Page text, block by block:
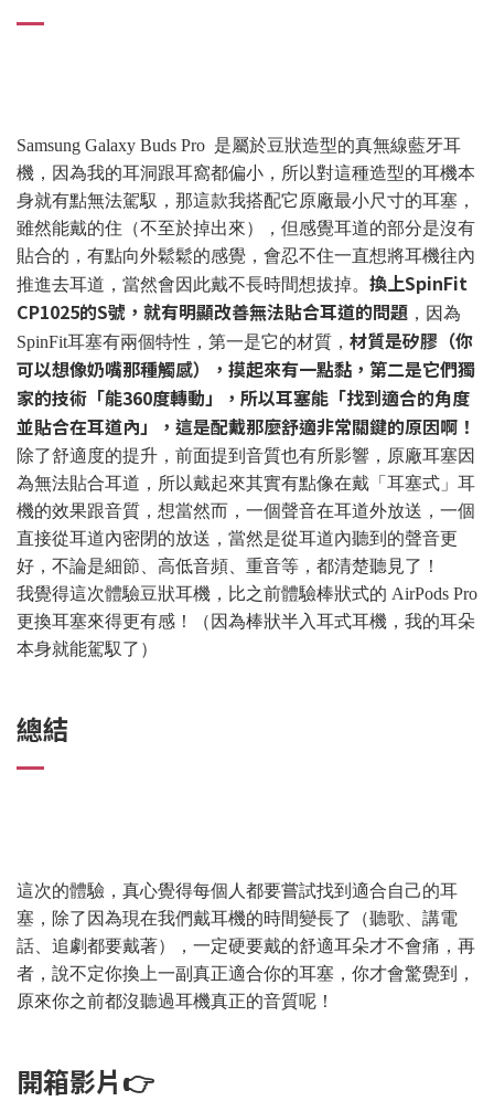
Samsung Galaxy Buds Pro 是屬於豆狀造型的真無線藍牙耳
機，因為我的耳洞跟耳窩都偏小，所以對這種造型的耳機本
身就有點無法駕馭，那這款我搭配它原廠最小尺寸的耳塞，
雖然能戴的住（不至於掉出來），但感覺耳道的部分是沒有
貼合的，有點向外鬆鬆的感覺，會忍不住一直想將耳機往內
推進去耳道，當然會因此戴不長時間想拔掉。 換上SpinFit
CP1025的S號，就有明顯改善無法貼合耳道的問題 ，因為
SpinFit耳塞有兩個特性，第一是它的材質， 材質是矽膠（你
可以想像奶嘴那種觸感），摸起來有一點黏，第二是它們獨
家的技術「能360度轉動」，所以耳塞能「找到適合的角度
並貼合在耳道內」，這是配戴那麼舒適非常關鍵的原因啊！
除了舒適度的提升，前面提到音質也有所影響，原廠耳塞因
為無法貼合耳道，所以戴起來其實有點像在戴「耳塞式」耳
機的效果跟音質，想當然而，一個聲音在耳道外放送，一個
直接從耳道內密閉的放送，當然是從耳道內聽到的聲音更
好，不論是細節、高低音頻、重音等，都清楚聽見了！
我覺得這次體驗豆狀耳機，比之前體驗棒狀式的 AirPods Pro
更換耳塞來得更有感！（因為棒狀半入耳式耳機，我的耳朵
本身就能駕馭了）
總結
這次的體驗，真心覺得每個人都要嘗試找到適合自己的耳
塞，除了因為現在我們戴耳機的時間變長了（聽歌、講電
話、追劇都要戴著），一定硬要戴的舒適耳朵才不會痛，再
者，說不定你換上一副真正適合你的耳塞，你才會驚覺到，
原來你之前都沒聽過耳機真正的音質呢！
開箱影片👉